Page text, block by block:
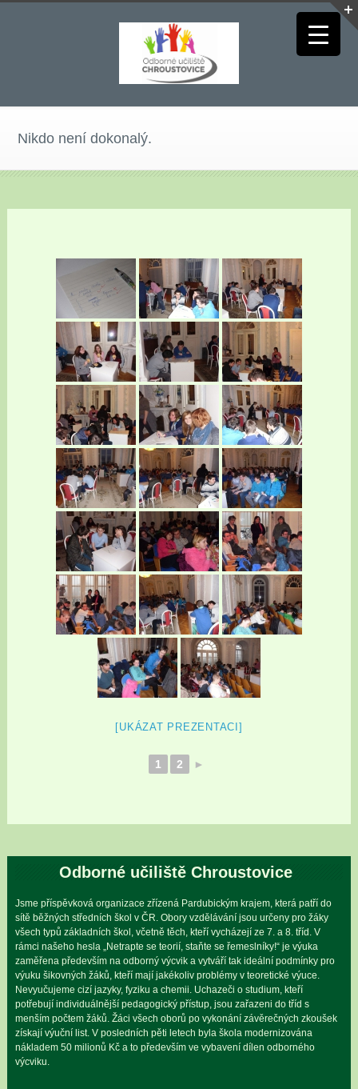
Nikdo není dokonalý.
[UKÁZAT PREZENTACI]
1 2 ►
Odborné učiliště Chroustovice
Jsme příspěvková organizace zřízená Pardubickým krajem, která patří do
sítě běžných středních škol v ČR. Obory vzdělávání jsou určeny pro žáky
všech typů základních škol, včetně těch, kteří vycházejí ze 7. a 8. tříd. V
rámci našeho hesla „Netrapte se teorií, staňte se řemeslníky!“ je výuka
zaměřena především na odborný výcvik a vytváří tak ideální podmínky pro
výuku šikovných žáků, kteří mají jakékoliv problémy v teoretické výuce.
Nevyučujeme cizí jazyky, fyziku a chemii. Uchazeči o studium, kteří
potřebují individuálnější pedagogický přístup, jsou zařazeni do tříd s
menším počtem žáků. Žáci všech oborů po vykonání závěrečných zkoušek
získají výuční list. V posledních pěti letech byla škola modernizována
nákladem 50 milionů Kč a to především ve vybavení dílen odborného
výcviku.